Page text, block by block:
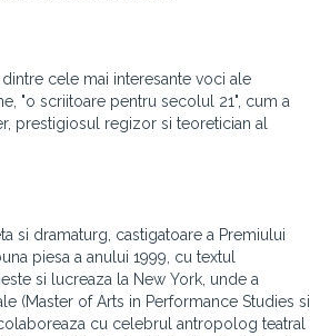
dintre cele mai interesante voci ale
"o scriitoare pentru secolul 21", cum a
prestigiosul regizor si teoretician al
si dramaturg, castigatoare a Premiului
piesa a anului 1999, cu textul
si lucreaza la New York, unde a
(Master of Arts in Performance Studies si
cu celebrul antropolog teatral